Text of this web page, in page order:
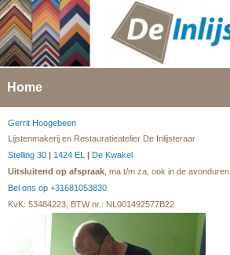
Home
Gerrit Hoogebeen
Lijstenmakerij en Restauratieatelier De Inlijsteraar
Stelling 30 | 1424 EL | De Kwakel
Uitsluitend op afspraak , ma t/m za, ook in de avonduren
Bel ons op +31681053830
KvK: 53484223; BTW nr.: NL001492577B22